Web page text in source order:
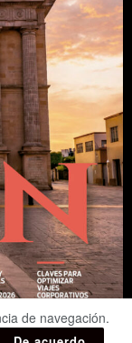
de navegación.